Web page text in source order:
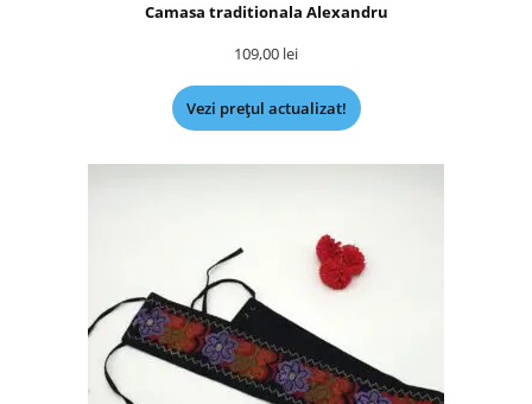
Camasa traditionala Alexandru
109,00 lei
Vezi prețul actualizat!